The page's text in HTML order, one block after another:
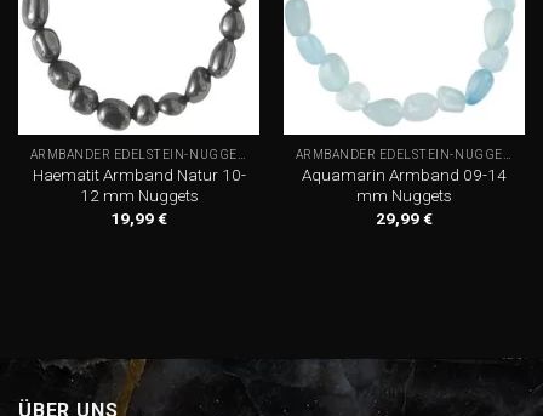
Haematit Armband Natur 10-
12 mm Nuggets
19,99€
Aquamarin Armband 09-14
mm Nuggets
29,99€
ÜBER UNS